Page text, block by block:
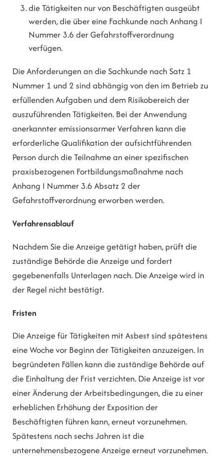
die Tätigkeiten nur von Beschäftigten ausgeübt
werden, die über eine Fachkunde nach Anhang I
Nummer 3.6 der Gefahrstoffverordnung
verfügen.
Die Anforderungen an die Sachkunde nach Satz 1
Nummer 1 und 2 sind abhängig von den im Betrieb zu
erfüllenden Aufgaben und dem Risikobereich der
auszuführenden Tätigkeiten. Bei der Anwendung
anerkannter emissionsarmer Verfahren kann die
erforderliche Qualifikation der aufsichtführenden
Person durch die Teilnahme an einer spezifischen
praxisbezogenen Fortbildungsmaßnahme nach
Anhang I Nummer 3.6 Absatz 2 der
Gefahrstoffverordnung erworben werden.
Verfahrensablauf
Nachdem Sie die Anzeige getätigt haben, prüft die
zuständige Behörde die Anzeige und fordert
gegebenenfalls Unterlagen nach. Die Anzeige wird in
der Regel nicht bestätigt.
Fristen
Die Anzeige für Tätigkeiten mit Asbest sind spätestens
eine Woche vor Beginn der Tätigkeiten anzuzeigen. In
begründeten Fällen kann die zuständige Behörde auf
die Einhaltung der Frist verzichten. Die Anzeige ist vor
einer Änderung der Arbeitsbedingungen, die zu einer
erheblichen Erhöhung der Exposition der
Beschäftigten führen kann, erneut vorzunehmen.
Spätestens nach sechs Jahren ist die
unternehmensbezogene Anzeige erneut vorzunehmen.